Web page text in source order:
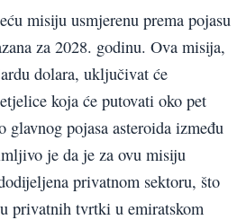
misiju usmjerenu prema pojasu
za 2028. godinu. Ova misija,
dolara, uključivat će
koja će putovati oko pet
pojasa asteroida između
je da je za ovu misiju
privatnom sektoru, što
privatnih tvrtki u emiratskom